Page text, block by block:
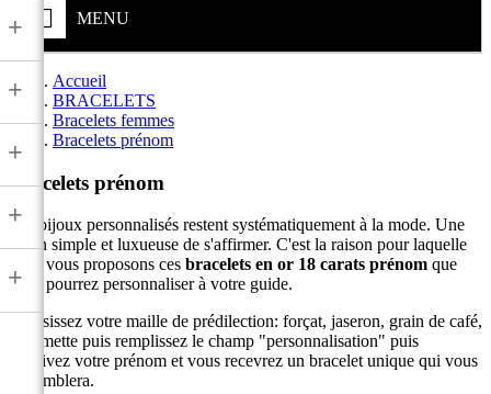
MENU
+
+
+
+
+
Accueil
BRACELETS
Bracelets femmes
Bracelets prénom
Bracelets prénom
Les bijoux personnalisés restent systématiquement à la mode. Une
façon simple et luxueuse de s'affirmer. C'est la raison pour laquelle
nous vous proposons ces bracelets en or 18 carats prénom que
vous pourrez personnaliser à votre guide.
Choisissez votre maille de prédilection: forçat, jaseron, grain de café,
gourmette puis remplissez le champ "personnalisation" puis
inscrivez votre prénom et vous recevrez un bracelet unique qui vous
ressemblera.